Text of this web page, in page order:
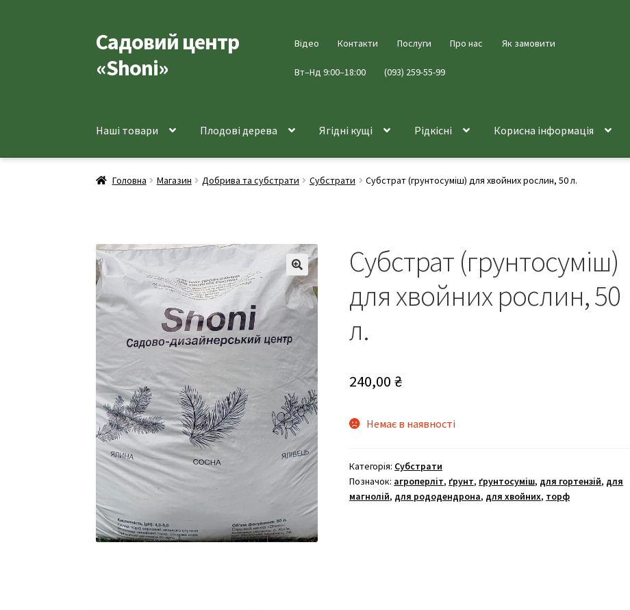
Перейти
до
навігації
Перейти
до
вмісту
Садовий центр
«Shoni»
Відео Контакти Послуги Про нас Як замовити
Вт–Нд 9:00–18:00 (093) 259-55-99
Наші товари Плодові дерева Ягідні кущі Рідкісні Корисна інформація
Головна Магазин Добрива та субстрати Субстрати Субстрат (грунтосуміш) для хвойних рослин, 50 л.
🔍
Субстрат (грунтосуміш)
для хвойних рослин, 50
л.
240,00₴
Немає в наявності
Категорія: Субстрати
Позначок: агроперліт, ґрунт, ґрунтосуміш, для гортензій, для
магнолій, для рододендрона, для хвойних, торф